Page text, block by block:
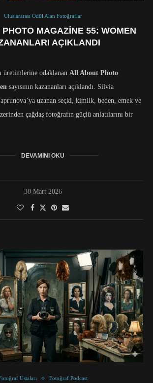
Uluslararası Ödül Alan Fotoğraflar
MAGAZINE 55: WOMEN
AÇIKLANDI
üretimlerine odaklanan All About Photo
sayısının kazananları açıklandı. Silvia
uzanan seçki, kimlik, beden, emek ve
çağdaş fotoğrafın güçlü anlatılarını bir
DEVAMINI OKU
30 Mart 2026
Ustaları Fotoğraf Podcast